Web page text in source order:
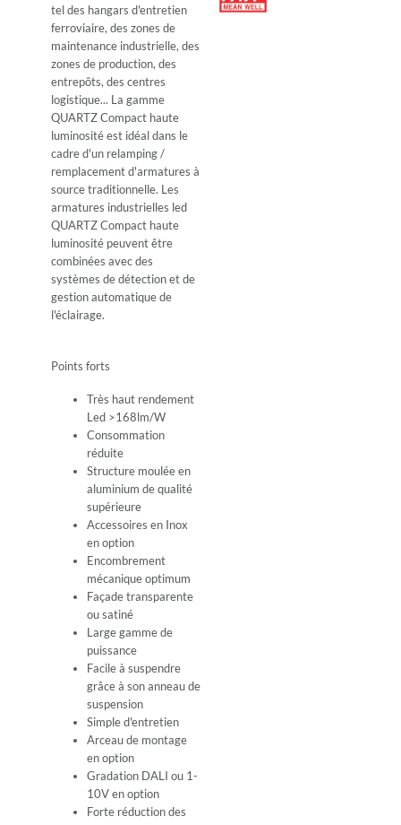
tel des hangars d'entretien
ferroviaire, des zones de
maintenance industrielle, des
zones de production, des
entrepôts, des centres
logistique... La gamme
QUARTZ Compact haute
luminosité est idéal dans le
cadre d'un relamping /
remplacement d'armatures à
source traditionnelle. Les
armatures industrielles led
QUARTZ Compact haute
luminosité peuvent être
combinées avec des
systèmes de détection et de
gestion automatique de
l'éclairage.
Points forts
Très haut rendement
Led >168lm/W
Consommation
réduite
Structure moulée en
aluminium de qualité
supérieure
Accessoires en Inox
en option
Encombrement
mécanique optimum
Façade transparente
ou satiné
Large gamme de
puissance
Facile à suspendre
grâce à son anneau de
suspension
Simple d'entretien
Arceau de montage
en option
Gradation DALI ou 1-
10V en option
Forte réduction des